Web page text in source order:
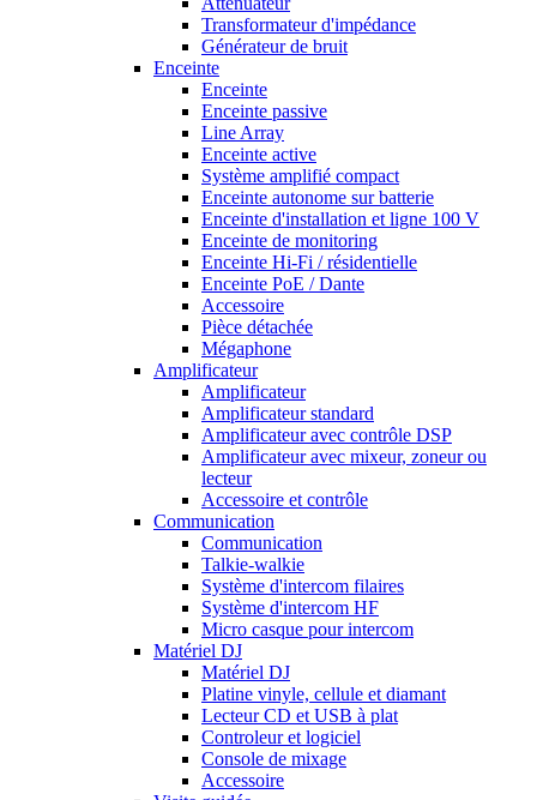
Transformateur d'impédance
Générateur de bruit
Enceinte
Enceinte
Enceinte passive
Line Array
Enceinte active
Système amplifié compact
Enceinte autonome sur batterie
Enceinte d'installation et ligne 100 V
Enceinte de monitoring
Enceinte Hi-Fi / résidentielle
Enceinte PoE / Dante
Accessoire
Pièce détachée
Mégaphone
Amplificateur
Amplificateur
Amplificateur standard
Amplificateur avec contrôle DSP
Amplificateur avec mixeur, zoneur ou
lecteur
Accessoire et contrôle
Communication
Communication
Talkie-walkie
Système d'intercom filaires
Système d'intercom HF
Micro casque pour intercom
Matériel DJ
Matériel DJ
Platine vinyle, cellule et diamant
Lecteur CD et USB à plat
Controleur et logiciel
Console de mixage
Accessoire